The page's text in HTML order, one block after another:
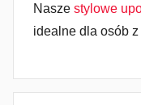
Nasze stylowe
idealne dla osób